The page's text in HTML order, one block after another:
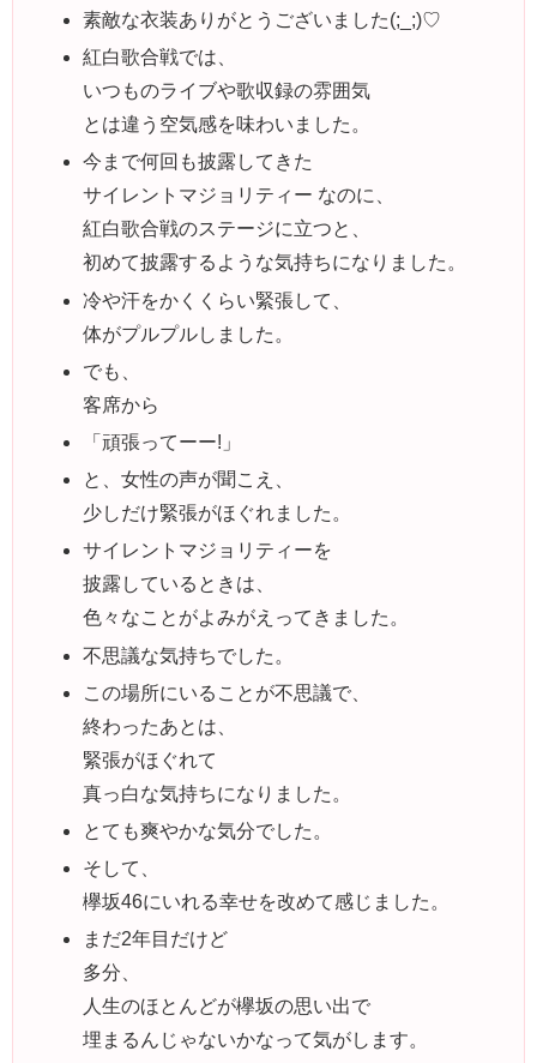
素敵な衣装ありがとうございました(;_;)♡
紅白歌合戦では、
いつものライブや歌収録の雰囲気
とは違う空気感を味わいました。
今まで何回も披露してきた
サイレントマジョリティー なのに、
紅白歌合戦のステージに立つと、
初めて披露するような気持ちになりました。
冷や汗をかくくらい緊張して、
体がプルプルしました。
でも、
客席から
「頑張ってーー!」
と、女性の声が聞こえ、
少しだけ緊張がほぐれました。
サイレントマジョリティーを
披露しているときは、
色々なことがよみがえってきました。
不思議な気持ちでした。
この場所にいることが不思議で、
終わったあとは、
緊張がほぐれて
真っ白な気持ちになりました。
とても爽やかな気分でした。
そして、
欅坂46にいれる幸せを改めて感じました。
まだ2年目だけど
多分、
人生のほとんどが欅坂の思い出で
埋まるんじゃないかなって気がします。